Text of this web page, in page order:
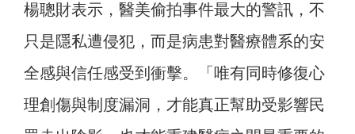
楊聰財表示，醫美偷拍事件最大的警訊，不
只是隱私遭侵犯，而是病患對醫療體系的安
全感與信任感受到衝擊。「唯有同時修復心
理創傷與制度漏洞，才能真正幫助受影響民